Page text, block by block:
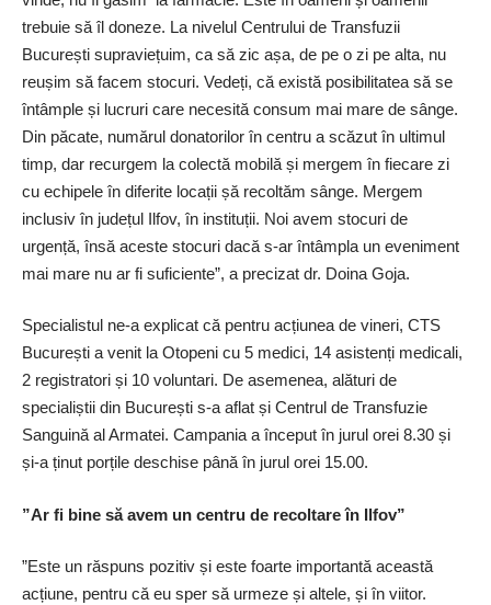
trebuie să îl doneze. La nivelul Centrului de Transfuzii
București supraviețuim, ca să zic așa, de pe o zi pe alta, nu
reușim să facem stocuri. Vedeți, că există posibilitatea să se
întâmple și lucruri care necesită consum mai mare de sânge.
Din păcate, numărul donatorilor în centru a scăzut în ultimul
timp, dar recurgem la colectă mobilă și mergem în fiecare zi
cu echipele în diferite locații șă recoltăm sânge. Mergem
inclusiv în județul Ilfov, în instituții. Noi avem stocuri de
urgență, însă aceste stocuri dacă s-ar întâmpla un eveniment
mai mare nu ar fi suficiente”, a precizat dr. Doina Goja.
Specialistul ne-a explicat că pentru acțiunea de vineri, CTS
București a venit la Otopeni cu 5 medici, 14 asistenți medicali,
2 registratori și 10 voluntari. De asemenea, alături de
specialiștii din București s-a aflat și Centrul de Transfuzie
Sanguină al Armatei. Campania a început în jurul orei 8.30 și
și-a ținut porțile deschise până în jurul orei 15.00.
”Ar fi bine să avem un centru de recoltare în Ilfov”
”Este un răspuns pozitiv și este foarte importantă această
acțiune, pentru că eu sper să urmeze și altele, și în viitor.